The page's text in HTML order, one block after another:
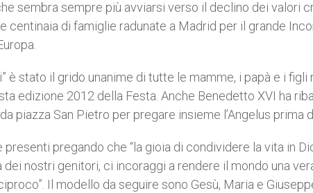
sembra sempre più avviarsi verso il declino dei valori
centinaia di famiglie radunate a Madrid per il grande
è stato il grido unanime di tutte le mamme, i papà e i figli
edizione 2012 della Festa. Anche Benedetto XVI ha
piazza San Pietro per pregare insieme l’Angelus prima
pregando che “la gioia di condividere la vita in
nostri genitori, ci incoraggi a rendere il mondo una
Il modello da seguire sono Gesù, Maria e